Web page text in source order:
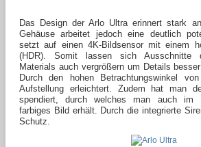
Das Design der Arlo Ultra erinnert stark
Gehäuse arbeitet jedoch eine deutlich
setzt auf einen 4K-Bildsensor mit einem
(HDR). Somit lassen sich Ausschnitte
Materials auch vergrößern um Details
Durch den hohen Betrachtungswinkel
Aufstellung erleichtert. Zudem hat man
spendiert, durch welches man auch im
farbiges Bild erhält. Durch die integrierte
Schutz.